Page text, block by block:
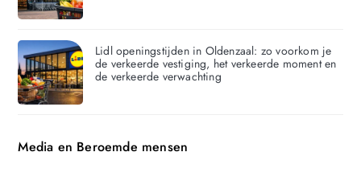
Lidl openingstijden in Oldenzaal: zo voorkom je
de verkeerde vestiging, het verkeerde moment en
de verkeerde verwachting
Media en Beroemde mensen